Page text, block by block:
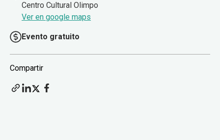
Centro Cultural Olimpo
Ver en google maps
Evento gratuito
Compartir